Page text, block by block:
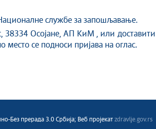
службе за запошљавање.
38334 Осојане, АП КиМ , или доставити
се подноси пријава на оглас.
Без прерада 3.0 Србија; Веб пројекат zdravlje.gov.rs